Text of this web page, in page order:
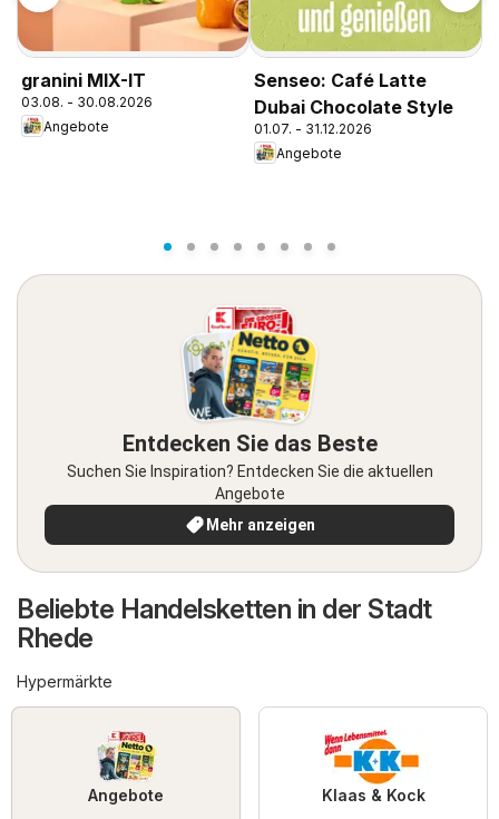
granini MIX-IT
03.08. - 30.08.2026
Angebote
Senseo: Café Latte
Dubai Chocolate Style
01.07. - 31.12.2026
Angebote
Entdecken Sie das Beste
Suchen Sie Inspiration? Entdecken Sie die aktuellen
Angebote
Mehr anzeigen
Beliebte Handelsketten in der Stadt
Rhede
Hypermärkte
Angebote Klaas & Kock